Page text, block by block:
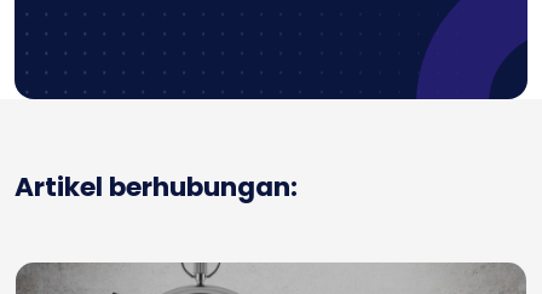
Artikel berhubungan: